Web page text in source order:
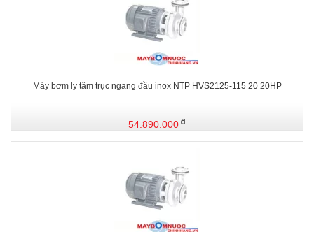
Máy bơm ly tâm trục ngang đầu inox NTP HVS2125-115 20 20HP
54.890.000